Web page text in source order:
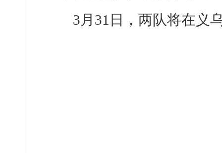
3月31日，两队将在义